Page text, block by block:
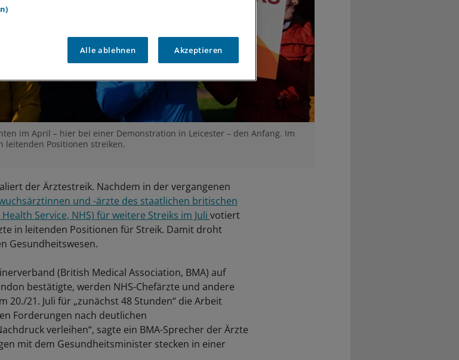
im April – hier bei einer Demonstration in Leicester – den Anfang. Im
leitenden Positionen streiken.
der Ärztestreik. Nachdem in der vergangenen
und -ärzte des staatlichen britischen
Service, NHS) für weitere Streiks im Juli votiert
in leitenden Positionen für Streik. Damit droht
Gesundheitswesen.
(British Medical Association, BMA) auf
bestätigte, werden NHS-Chefärzte und andere
20./21. Juli für „zunächst 48 Stunden“ die Arbeit
Forderungen nach deutlichen
verleihen“, sagte ein BMA-Sprecher der Ärzte
mit dem Gesundheitsminister stecken in einer
Alle ablehnen Akzeptieren